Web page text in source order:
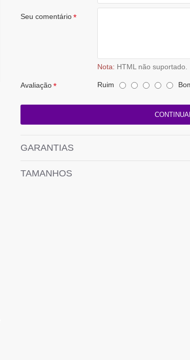
Seu comentário
Nota: HTML não suportado.
Avaliação Ruim
GARANTIAS
TAMANHOS